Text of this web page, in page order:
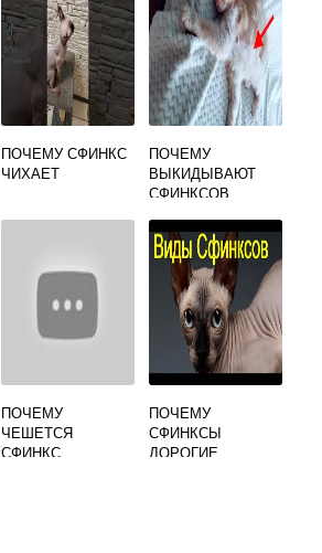
ПОЧЕМУ СФИНКС
ЧИХАЕТ
ПОЧЕМУ
ВЫКИДЫВАЮТ
СФИНКСОВ
ПОЧЕМУ
ЧЕШЕТСЯ
СФИНКС
ПОЧЕМУ
СФИНКСЫ
ДОРОГИЕ